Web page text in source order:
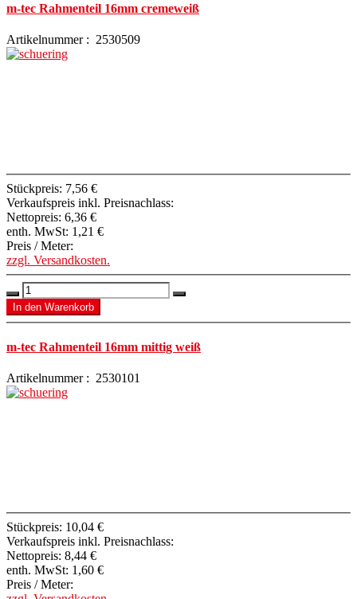
m-tec Rahmenteil 16mm cremeweiß
Artikelnummer : 2530509
Stückpreis: 7,56 €
Verkaufspreis inkl. Preisnachlass:
Nettopreis: 6,36 €
enth. MwSt: 1,21 €
Preis / Meter:
zzgl. Versandkosten.
m-tec Rahmenteil 16mm mittig weiß
Artikelnummer : 2530101
Stückpreis: 10,04 €
Verkaufspreis inkl. Preisnachlass:
Nettopreis: 8,44 €
enth. MwSt: 1,60 €
Preis / Meter: